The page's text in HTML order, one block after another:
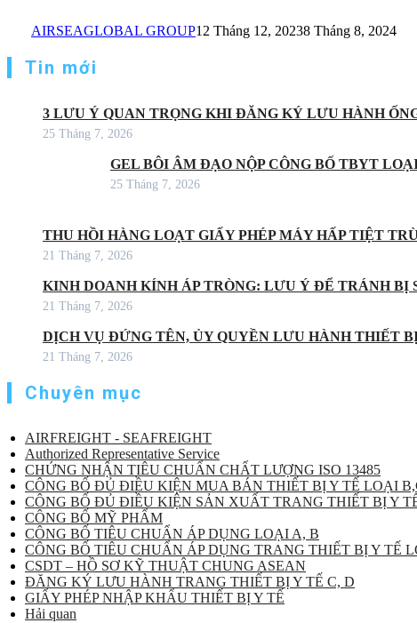
AIRSEAGLOBAL GROUP12 Tháng 12, 20238 Tháng 8, 2024
Tin mới
3 LƯU Ý QUAN TRỌNG KHI ĐĂNG KÝ LƯU HÀNH
25 Tháng 7, 2026
GEL BÔI ÂM ĐẠO NỘP CÔNG BỐ TBYT
25 Tháng 7, 2026
THU HỒI HÀNG LOẠT GIẤY PHÉP MÁY HẤP TIỆT
21 Tháng 7, 2026
KINH DOANH KÍNH ÁP TRÒNG: LƯU Ý ĐỂ TRÁNH BỊ
21 Tháng 7, 2026
DỊCH VỤ ĐỨNG TÊN, ỦY QUYỀN LƯU HÀNH THIẾT
21 Tháng 7, 2026
Chuyên mục
AIRFREIGHT - SEAFREIGHT
Authorized Representative Service
CHỨNG NHẬN TIÊU CHUẨN CHẤT LƯỢNG ISO 13485
CÔNG BỐ ĐỦ ĐIỀU KIỆN MUA BÁN THIẾT BỊ Y TẾ LOẠI
CÔNG BỐ ĐỦ ĐIỀU KIỆN SẢN XUẤT TRANG THIẾT BỊ Y
CÔNG BỐ MỸ PHẨM
CÔNG BỐ TIÊU CHUẨN ÁP DỤNG LOẠI A, B
CÔNG BỐ TIÊU CHUẨN ÁP DỤNG TRANG THIẾT BỊ Y TẾ
CSDT – HỒ SƠ KỸ THUẬT CHUNG ASEAN
ĐĂNG KÝ LƯU HÀNH TRANG THIẾT BỊ Y TẾ C, D
GIẤY PHÉP NHẬP KHẨU THIẾT BỊ Y TẾ
Hải quan